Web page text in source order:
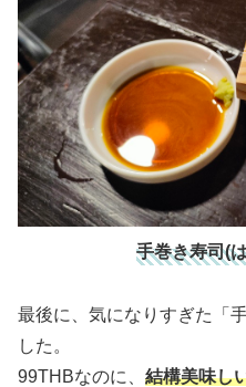
手巻き寿司(
最後に、気になりすぎた「
した。
99THBなのに、 結構美味し